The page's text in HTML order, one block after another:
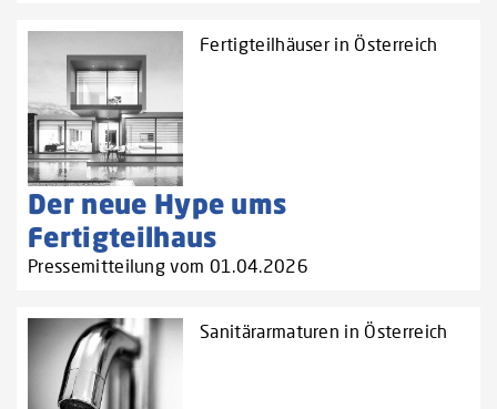
Fertigteilhäuser in Österreich
Der neue Hype ums
Fertigteilhaus
Pressemitteilung vom 01.04.2026
Sanitärarmaturen in Österreich